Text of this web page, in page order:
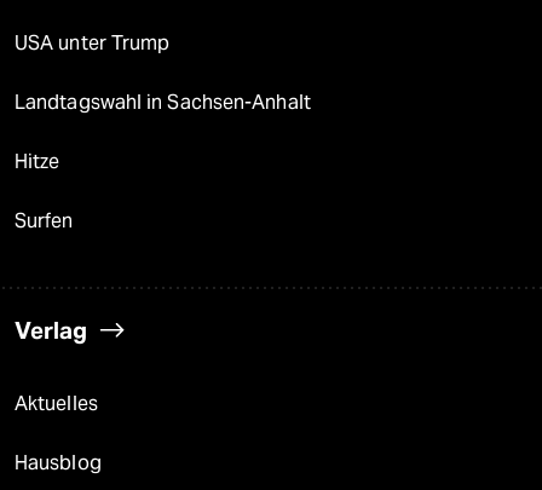
USA unter Trump
Landtagswahl in Sachsen-Anhalt
Hitze
Surfen
Verlag
Aktuelles
Hausblog